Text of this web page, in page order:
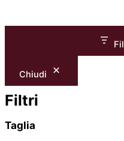
Chiudi
Filtri
Taglia